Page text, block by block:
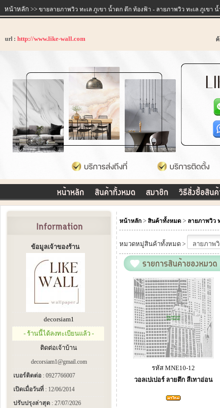
หน้าหลัก >> ขายลายภาพวิว ทะเล ภูเขา น้ำตก ตึก ท้องฟ้า - ลายภาพวิว ทะเล ภูเขา
url : http://www.like-wall.com
ข้อมูลเจ้าของร้าน
decorsiam1
- ร้านนี้ได้ลงทะเบียนแล้ว -
ติดต่อเจ้าบ้าน
decorsiam1@gmail.com
เบอร์ติดต่อ : 0927766007
เปิดเมื่อวันที่ : 12/06/2014
ปรับปรุงล่าสุด : 27/07/2026
หน้าหลัก > สินค้าทั้งหมด > ลายภาพวิว
หมวดหมู่สินค้าทั้งหมด >
รหัส MNE10-12
วอลเปเปอร์ ลายตึก สีเทาอ่อน